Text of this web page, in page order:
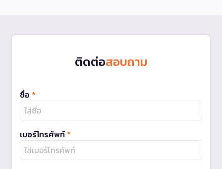
ติดต่อสอบถาม
ชื่อ *
เบอร์โทรศัพท์ *